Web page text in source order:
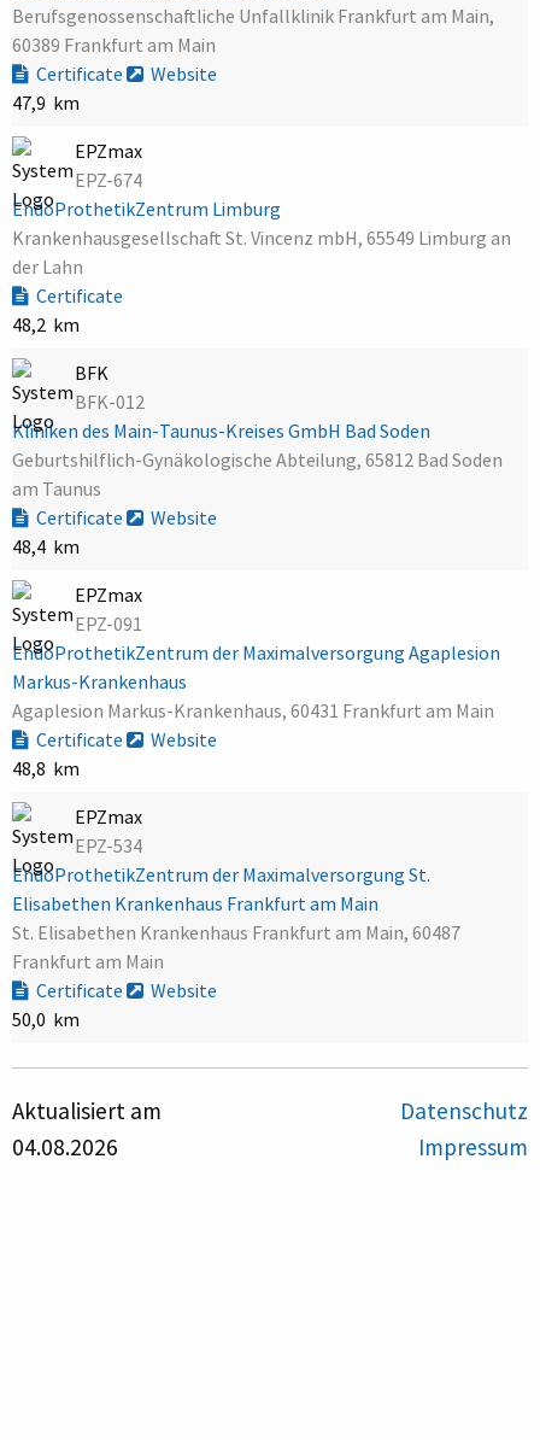
Berufsgenossenschaftliche Unfallklinik Frankfurt am Main,
60389 Frankfurt am Main
Certificate
Website
47,9 km
EPZmax
EPZ-674
EndoProthetikZentrum Limburg
Krankenhausgesellschaft St. Vincenz mbH, 65549 Limburg an
der Lahn
Certificate
48,2 km
BFK
BFK-012
Kliniken des Main-Taunus-Kreises GmbH Bad Soden
Geburtshilflich-Gynäkologische Abteilung, 65812 Bad Soden
am Taunus
Certificate
Website
48,4 km
EPZmax
EPZ-091
EndoProthetikZentrum der Maximalversorgung Agaplesion
Markus-Krankenhaus
Agaplesion Markus-Krankenhaus, 60431 Frankfurt am Main
Certificate
Website
48,8 km
EPZmax
EPZ-534
EndoProthetikZentrum der Maximalversorgung St.
Elisabethen Krankenhaus Frankfurt am Main
St. Elisabethen Krankenhaus Frankfurt am Main, 60487
Frankfurt am Main
Certificate
Website
50,0 km
Aktualisiert am
04.08.2026
Datenschutz
Impressum